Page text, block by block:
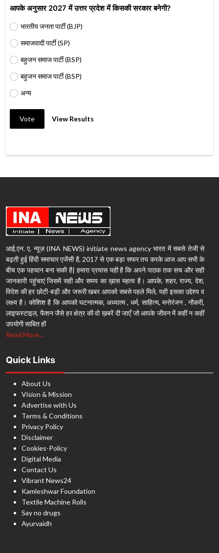
आपके अनुसार 2027 में उत्तर प्रदेश में किसकी सरकार बनेगी?
भारतीय जनता पार्टी (BJP)
समाजवादी पार्टी (SP)
बहुजन समाज पार्टी (BSP)
बहुजन समाज पार्टी (BSP)
अन्य
Vote View Results
आई.एन. ए. न्यूज़ (INA NEWS) initiate news agency भारत में सबसे तेजी से
बढ़ती हुई हिंदी समाचार एजेंसी है, 2017 से एक बड़ा सफर तय करके आज आप सभी के
बीच एक पहचान बना सकी है| हमारा प्रयास यही है कि अपने पाठक तक सच और सही
जानकारी पहुंचाएं जिसमें सही और समय का ख़ास महत्व है। आपके, शहर, राज्य, देश,
विदेश की हर छोटी-बड़ी और जरूरी खबर आपको सबसे पहले मिले, यही इसका उद्देश्य व
लक्ष्य है। कोशिश है कि आपको घटनात्मक, अध्यात्म , धर्म, साहित्य, मनोरंजन , नौकरी,
लाइफस्टाइल, फैशन जैसे हर क्षेत्र की वो ख़बरें दी जाएँ जो आपके जीवन में कहीं न कहीं
उपयोगी साबित हों
Read More...
Quick Links
About Us
Vision & Mission
Advertise with Us
Terms & Conditions
Privacy Policy
Disclaimer
Cookies-Policy
Digital Media
Contact Us
Vibrant News24
Kamleshwar Foundation
Textile Machine Rolls
Say no drugs
Ayurvaidh